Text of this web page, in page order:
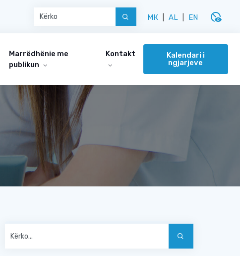
МК AL EN disabled_visible
Marrëdhënie me
publikun
Kontakt
Kalendari i
ngjarjeve